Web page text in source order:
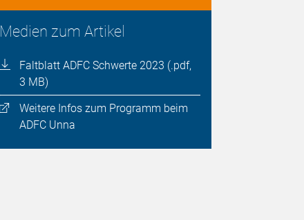
Medien zum Artikel
Faltblatt ADFC Schwerte 2023 (.pdf,
3 MB)
Weitere Infos zum Programm beim
ADFC Unna